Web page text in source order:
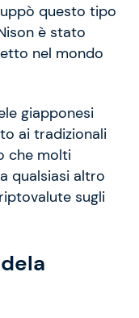
questo tipo
è stato
nel mondo
giapponesi
ai tradizionali
che molti
qualsiasi altro
sugli